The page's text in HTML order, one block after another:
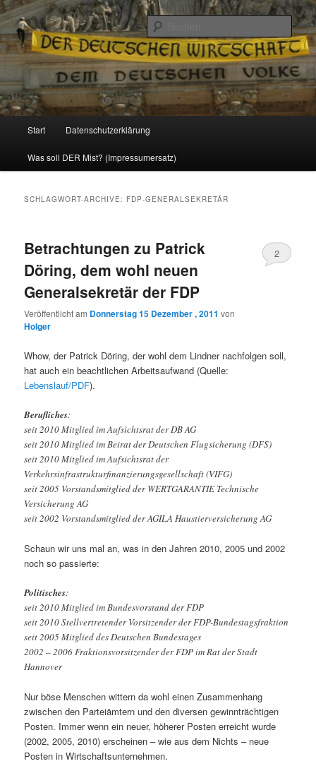
Reizzentrum
Politik, Wirtschaft, Soziales und Gesellschaft
Zum
Inhalt
Zum
sekundären
Start Datenschutzerklärung
Was soll DER Mist? (Impressumersatz)
SCHLAGWORT-ARCHIVE: FDP-GENERALSEKRETÄR
Betrachtungen zu Patrick
Döring, dem wohl neuen
Generalsekretär der FDP
Veröffentlicht am Donnerstag 15 Dezember , 2011 von
Holger
2
Whow, der Patrick Döring, der wohl dem Lindner nachfolgen soll,
hat auch ein beachtlichen Arbeitsaufwand (Quelle:
Lebenslauf/PDF).
Berufliches:
seit 2010 Mitglied im Aufsichtsrat der DB AG
seit 2010 Mitglied im Beirat der Deutschen Flugsicherung (DFS)
seit 2010 Mitglied im Aufsichtsrat der
Verkehrsinfrastrukturfinanzierungsgesellschaft (VIFG)
seit 2005 Vorstandsmitglied der WERTGARANTIE Technische
Versicherung AG
seit 2002 Vorstandsmitglied der AGILA Haustierversicherung AG
Schaun wir uns mal an, was in den Jahren 2010, 2005 und 2002
noch so passierte:
Politisches:
seit 2010 Mitglied im Bundesvorstand der FDP
seit 2010 Stellvertretender Vorsitzender der FDP-Bundestagsfraktion
seit 2005 Mitglied des Deutschen Bundestages
2002 – 2006 Fraktionsvorsitzender der FDP im Rat der Stadt
Hannover
Nur böse Menschen wittern da wohl einen Zusammenhang
zwischen den Parteiämtern und den diversen gewinnträchtigen
Posten. Immer wenn ein neuer, höherer Posten erreicht wurde
(2002, 2005, 2010) erscheinen – wie aus dem Nichts – neue
Posten in Wirtschaftsunternehmen.